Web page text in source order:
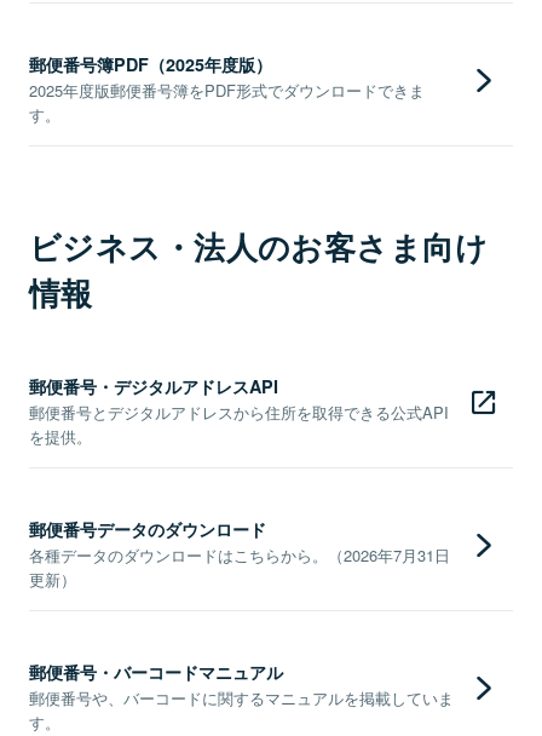
郵便番号簿PDF（2025年度版）
2025年度版郵便番号簿をPDF形式でダウンロードできま
す。
ビジネス・法人のお客さま向け
情報
郵便番号・デジタルアドレスAPI
郵便番号とデジタルアドレスから住所を取得できる公式API
を提供。
郵便番号データのダウンロード
各種データのダウンロードはこちらから。（2026年7月31日
更新）
郵便番号・バーコードマニュアル
郵便番号や、バーコードに関するマニュアルを掲載していま
す。